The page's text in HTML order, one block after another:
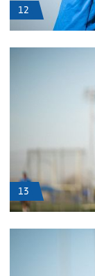
12
13